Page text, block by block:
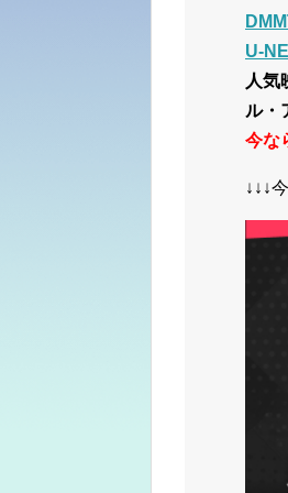
U-
人気
ル・
今な
↓↓↓